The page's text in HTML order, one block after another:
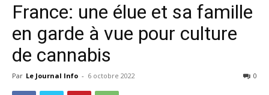
France: une élue et sa famille
en garde à vue pour culture
de cannabis
Par Le Journal Info - 6 octobre 2022 0